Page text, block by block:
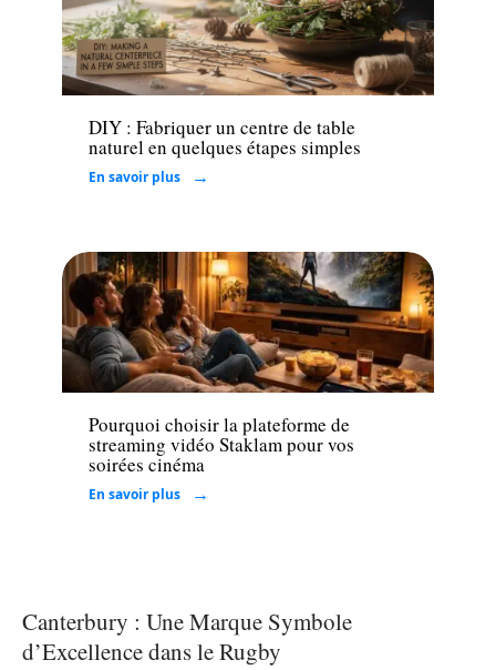
Maison
DIY : Fabriquer un centre de table
naturel en quelques étapes simples
En savoir plus
Loisirs
Pourquoi choisir la plateforme de
streaming vidéo Staklam pour vos
soirées cinéma
En savoir plus
Canterbury : Une Marque Symbole
d’Excellence dans le Rugby